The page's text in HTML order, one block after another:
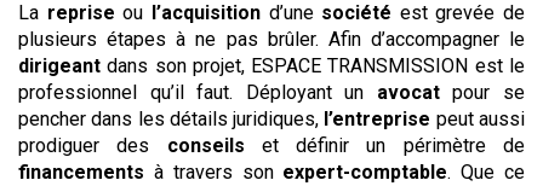
La reprise ou l’acquisitiond’une société est grevée de
plusieurs étapes à ne pas brûler. Afin d’accompagner le
dirigeant dans son projet, ESPACE TRANSMISSION est le
professionnel qu’il faut. Déployant un avocatpour se
pencher dans les détails juridiques, l’entreprise peut aussi
prodiguer des conseils et définir un périmètre de
financements à travers son expert-comptable. Que ce